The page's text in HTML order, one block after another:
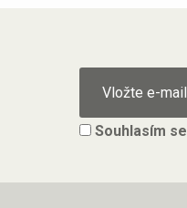
Souhlasím se